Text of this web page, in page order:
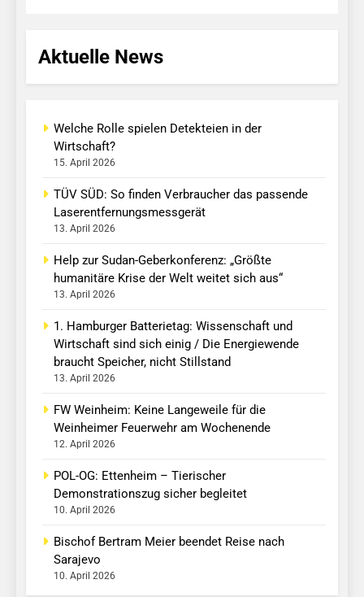
Aktuelle News
Welche Rolle spielen Detekteien in der
Wirtschaft?
15. April 2026
TÜV SÜD: So finden Verbraucher das passende
Laserentfernungsmessgerät
13. April 2026
Help zur Sudan-Geberkonferenz: „Größte
humanitäre Krise der Welt weitet sich aus“
13. April 2026
1. Hamburger Batterietag: Wissenschaft und
Wirtschaft sind sich einig / Die Energiewende
braucht Speicher, nicht Stillstand
13. April 2026
FW Weinheim: Keine Langeweile für die
Weinheimer Feuerwehr am Wochenende
12. April 2026
POL-OG: Ettenheim – Tierischer
Demonstrationszug sicher begleitet
10. April 2026
Bischof Bertram Meier beendet Reise nach
Sarajevo
10. April 2026